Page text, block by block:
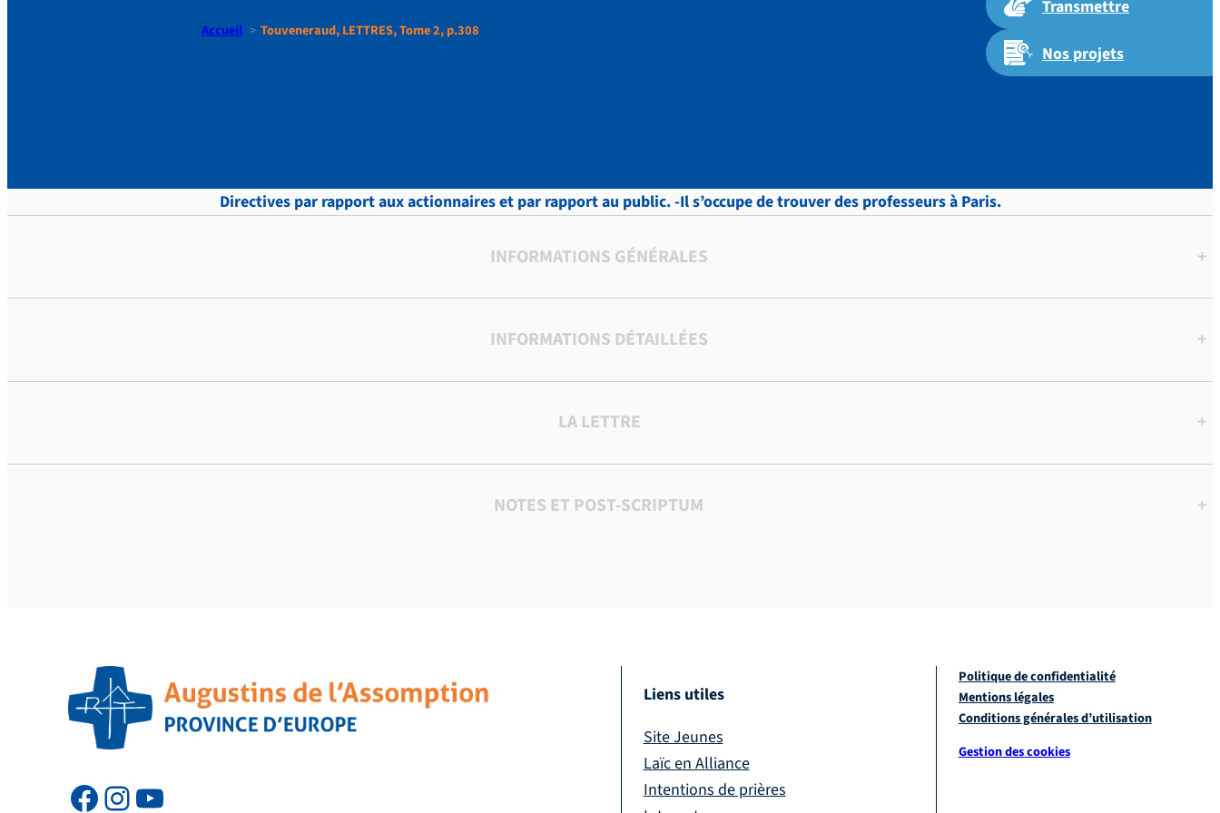
Transmettre
Nos projets
Accueil Touveneraud, LETTRES, Tome 2, p.308
Directives par rapport aux actionnaires et par rapport au public. -Il s’occupe de trouver des professeurs à Paris.
INFORMATIONS GÉNÉRALES +
INFORMATIONS DÉTAILLÉES +
LA LETTRE +
NOTES ET POST-SCRIPTUM +
Liens utiles
Site Jeunes
Laïc en Alliance
Intentions de prières
Politique de confidentialité
Mentions légales
Conditions générales d’utilisation
Gestion des cookies